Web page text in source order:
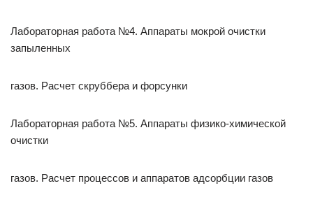
Лабораторная работа №4. Аппараты мокрой очистки
запыленных
газов. Расчет скруббера и форсунки
Лабораторная работа №5. Аппараты физико-химической
очистки
газов. Расчет процессов и аппаратов адсорбции газов